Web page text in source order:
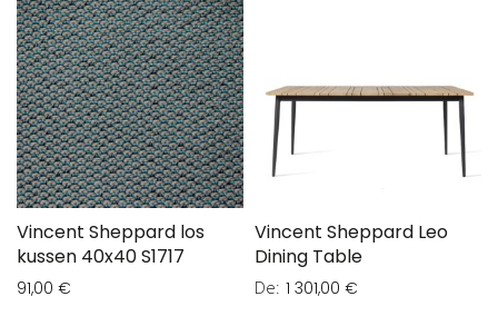
Vincent Sheppard los
kussen 40x40 S1717
91,00 €
Vincent Sheppard Leo
Dining Table
De 1 301,00 €